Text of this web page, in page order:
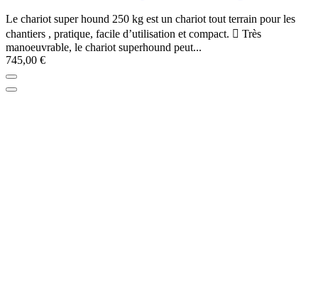
Le chariot super hound 250 kg est un chariot tout terrain pour les
chantiers , pratique, facile d’utilisation et compact.  Très
manoeuvrable, le chariot superhound peut...
745,00 €